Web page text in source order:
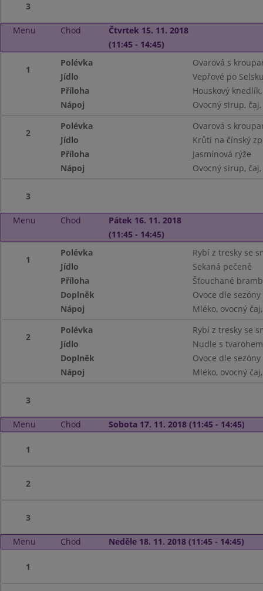
3
Menu Chod
Čtvrtek 15. 11. 2018
(11:45 - 14:45)
1
Polévka
Ovarová s
Jídlo
Vepřové po
Příloha
Houskový
Nápoj
Ovocný sirup,
2
Polévka
Ovarová s
Jídlo
Krůtí na čínský
Příloha
Jasmínová rýže
Nápoj
Ovocný sirup,
3
Menu Chod
Pátek 16. 11. 2018
(11:45 - 14:45)
1
Polévka
Rybí z tresky se
Jídlo
Sekaná pečeně
Příloha
Šťouchané
Doplněk
Ovoce dle sezóny
Nápoj
Mléko, ovocný
2
Polévka
Rybí z tresky se
Jídlo
Nudle s
Doplněk
Ovoce dle sezóny
Nápoj
Mléko, ovocný
3
Menu Chod Sobota 17. 11. 2018 (11:45 - 14:45)
1
2
3
Menu Chod Neděle 18. 11. 2018 (11:45 - 14:45)
1